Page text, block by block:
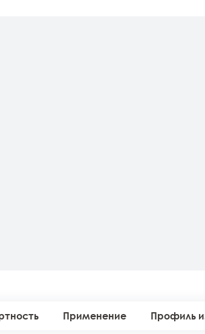
Применение Профиль